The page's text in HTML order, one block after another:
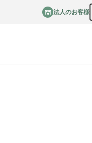
法人のお客様